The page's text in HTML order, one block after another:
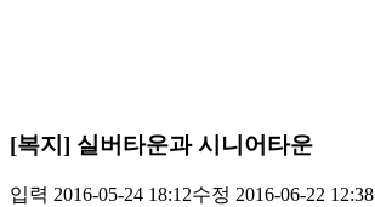
[복지] 실버타운과 시니어타운
입력 2016-05-24 18:12수정 2016-06-22 12:38